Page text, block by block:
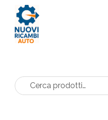
Cerca prodotti…